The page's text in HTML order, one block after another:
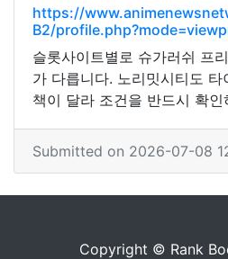
https://
B2/
슬롯사이트별로 슈가러쉬 프
가 다릅니다. 노리밋시티도
책이 달라 조건을 반드시 확인
Submitted on 2026-07-08
Copyright © Rank